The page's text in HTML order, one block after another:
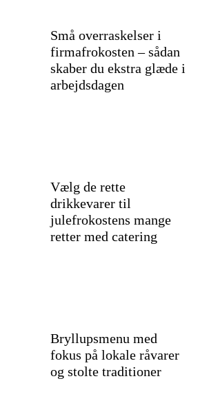
Små overraskelser i
firmafrokosten – sådan
skaber du ekstra glæde i
arbejdsdagen
Vælg de rette
drikkevarer til
julefrokostens mange
retter med catering
Bryllupsmenu med
fokus på lokale råvarer
og stolte traditioner